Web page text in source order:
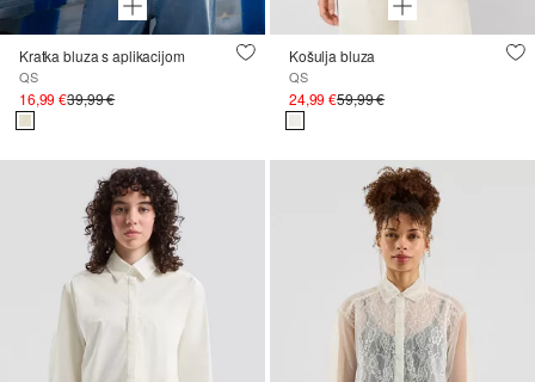
Kratka bluza s aplikacijom
QS
16,99 €39,99 €
Košulja bluza
QS
24,99 €59,99 €